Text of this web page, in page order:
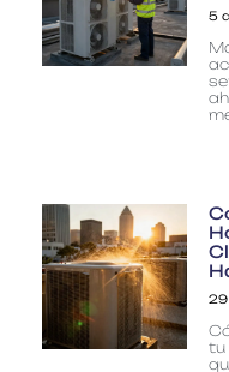
5
29
tu